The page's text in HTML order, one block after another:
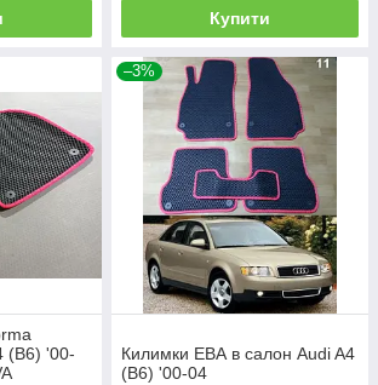
Купити
(B6) '00-
–3%
Килимки ЕВА в салон Audi A4
(B6) '00-04